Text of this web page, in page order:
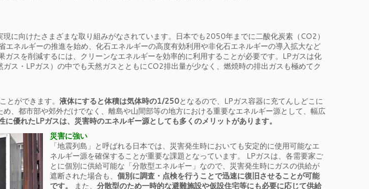
に向けたさまざまな取り組みがなされています。日本でも2050年までに二酸化炭素（CO2）
エネルギーの推進を始め、化石エネルギーの高度有効利用や非化石エネルギーの導入拡大など
ガスを削減するには、クリーンなエネルギーを効率的に利用することが必要です。LPガスは化
ス・LPガス）の中でも天然ガスとともにCO2排出量が少なく、燃焼時の排出ガスも極めてク
とができます。 液体にすると体積は気体時の1/250となるので、LPガス容器に充てんしどこに
、都市部や郊外だけでなく、離島や山間部等の地方における重要なエネルギー源として、幅広
に優れたLPガスは、災害時のエネルギー源としても多くのメリットがあります。
災害に強い
「地震列島」と呼ばれる日本では、災害発生時においても安定的に使用可能なエ
ネルギー源を確保することが重要な課題となっています。 LPガスは、各需要家ご
とに個別に供給可能な「分散型エネルギー」なので、災害発生時にガスの供給が
遮断された場合も、 個別に調査・点検を行うことで迅速に復旧させることが可能
です。
また、 分散型のため一時的な避難施設や仮設住宅等にも必要に応じて供給